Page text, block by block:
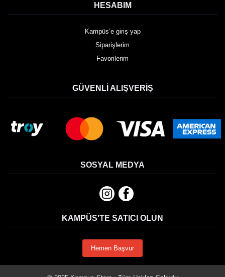
HESABIM
Kampüs’e giriş yap
Siparişlerim
Favorilerim
GÜVENLI ALIŞVERIŞ
SOSYAL MEDYA
KAMPÜS'TE SATICI OLUN
Hemen Başvur